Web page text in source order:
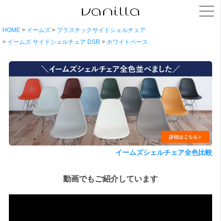
HOME イームズ
プラスチックサイドシェルチェア
イームズ サイドシェルチェア DSR
ホワイトベース
イームズシェルチェア全色比較
動画でもご紹介しています